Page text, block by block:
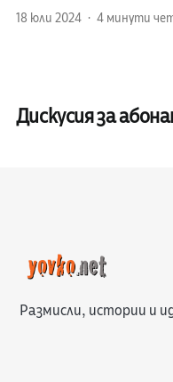
18 юли 2024 4 минути
Дискусия за
Размисли, истории и